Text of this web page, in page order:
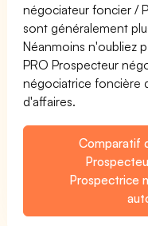
négociateur foncier /
sont généralement
Néanmoins n'oubliez
PRO Prospecteur
négociatrice foncière
d'affaires.
Comparatif
Prospectrice